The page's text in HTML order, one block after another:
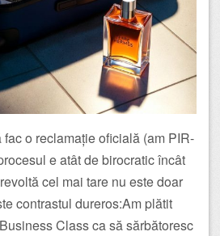
o reclamație oficială (am PIR-
e atât de birocratic încât
cel mai tare nu este doar
contrastul dureros:Am plătit
Class ca să sărbătoresc